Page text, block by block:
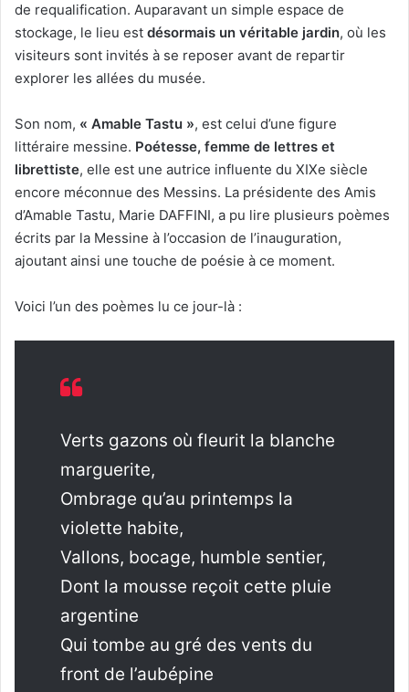
de requalification. Auparavant un simple espace de
stockage, le lieu est désormais un véritable jardin, où les
visiteurs sont invités à se reposer avant de repartir
explorer les allées du musée.
Son nom, « Amable Tastu », est celui d’une figure
littéraire messine. Poétesse, femme de lettres et
librettiste, elle est une autrice influente du XIXe siècle
encore méconnue des Messins. La présidente des Amis
d’Amable Tastu, Marie DAFFINI, a pu lire plusieurs poèmes
écrits par la Messine à l’occasion de l’inauguration,
ajoutant ainsi une touche de poésie à ce moment.
Voici l’un des poèmes lu ce jour-là :
Verts gazons où fleurit la blanche
marguerite,
Ombrage qu’au printemps la
violette habite,
Vallons, bocage, humble sentier,
Dont la mousse reçoit cette pluie
argentine
Qui tombe au gré des vents du
front de l’aubépine